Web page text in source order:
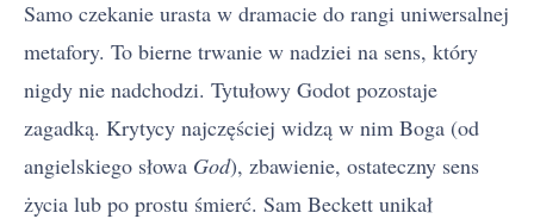
Samo czekanie urasta w dramacie do rangi uniwersalnej
metafory. To bierne trwanie w nadziei na sens, który
nigdy nie nadchodzi. Tytułowy Godot pozostaje
zagadką. Krytycy najczęściej widzą w nim Boga (od
angielskiego słowa God), zbawienie, ostateczny sens
życia lub po prostu śmierć. Sam Beckett unikał